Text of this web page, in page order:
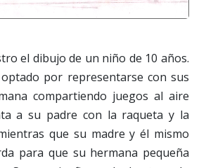
el dibujo de un niño de 10 años.
por representarse con sus
compartiendo juegos al aire
a su padre con la raqueta y la
que su madre y él mismo
para que su hermana pequeña